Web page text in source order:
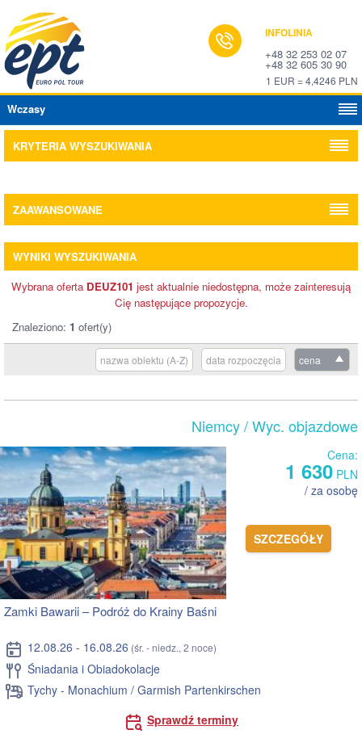
INFOLINIA
+48 32 253 02 07
+48 32 605 30 90
1 EUR = 4,4246 PLN
Wczasy
KRYTERIA WYSZUKIWANIA
ZAAWANSOWANE
WYNIKI WYSZUKIWANIA
Wybrana oferta DEUZ101 jest aktualnie niedostępna, może zainteresują
Cię następujące propozycje.
Znaleziono: 1 ofert(y)
cena
data rozpoczęcia
nazwa obiektu (A-Z)
Niemcy/ Wyc. objazdowe
Cena:
1 630 PLN
/ za osobę
SZCZEGÓŁY
Zamki Bawarii – Podróż do Krainy Baśni
12.08.26 - 16.08.26 (śr. - niedz., 2 noce)
Śniadania i Obiadokolacje
Tychy - Monachium / Garmish Partenkirschen
Sprawdź terminy